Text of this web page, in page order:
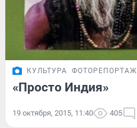
КУЛЬТУРА ФОТОРЕПОРТАЖ
«Просто Индия»
19 октября, 2015, 11:40 405